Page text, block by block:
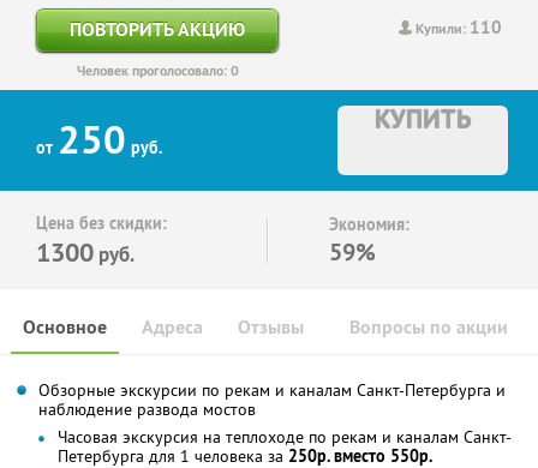
Купили: 110
ПОВТОРИТЬ АКЦИЮ
Человек проголосовало: 0
от 250 руб.
КУПИТЬ
Цена без скидки:
1300 руб.
Экономия:
59%
Основное Отзывы Вопросы по акции
Адреса
Обзорные экскурсии по рекам и каналам Санкт-Петербурга и
наблюдение развода мостов
Часовая экскурсия на теплоходе по рекам и каналам Санкт-
Петербурга для 1 человека за 250р. вместо 550р.